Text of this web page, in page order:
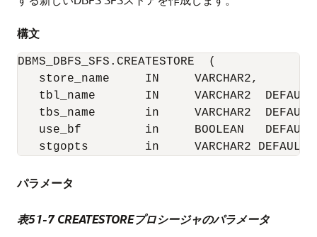
構文
DBMS_DBFS_SFS.CREATESTORE  (
   store_name     IN     VARCHAR2,
tbl_name       IN     VARCHAR2
tbs_name       in     VARCHAR2
use_bf         in     BOOLEAN
stgopts        in     VARCHAR2 DEFAULT
パラメータ
表51-7 CREATESTOREプロシージャのパラメータ